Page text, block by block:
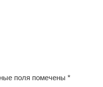
поля помечены *